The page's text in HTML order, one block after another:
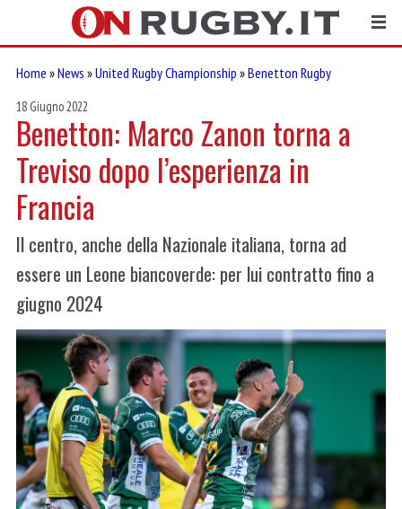
Home »News »United Rugby Championship »Benetton Rugby
18 Giugno 2022
Benetton: Marco Zanon torna a
Treviso dopo l’esperienza in
Francia
Il centro, anche della Nazionale italiana, torna ad
essere un Leone biancoverde: per lui contratto fino a
giugno 2024